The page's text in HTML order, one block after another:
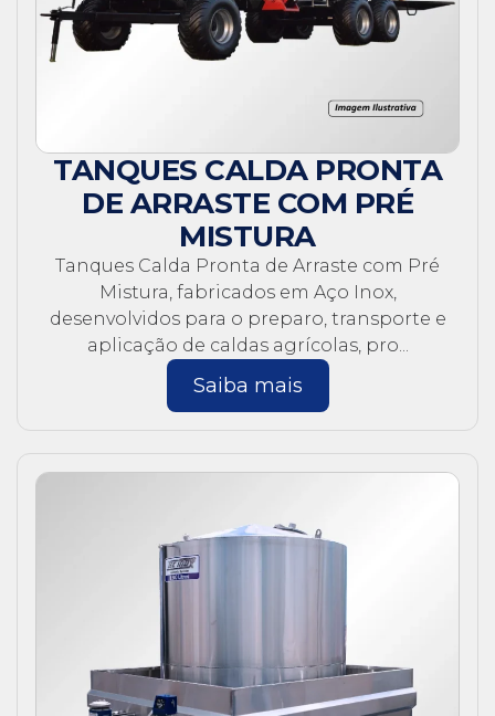
TANQUES CALDA PRONTA
DE ARRASTE COM PRÉ
MISTURA
Tanques Calda Pronta de Arraste com Pré
Mistura, fabricados em Aço Inox,
desenvolvidos para o preparo, transporte e
aplicação de caldas agrícolas, pro...
Saiba mais